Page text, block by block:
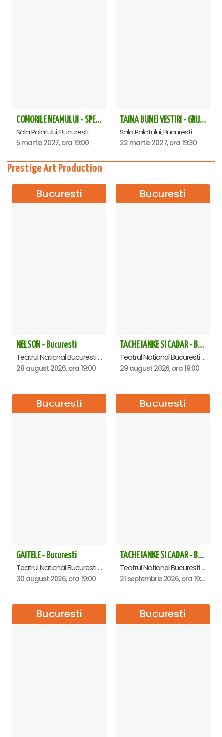
COMORILE NEAMULUI - SPECTACOL EXTRAORDINAR - Sala Palatului
Sala Palatului, Bucuresti
5 martie 2027, ora 19:00
TAINA BUNEI VESTIRI - GRUPUL PSALTIC TRONOS la Sala Palatului
Sala Palatului, Bucuresti
22 martie 2027, ora 19:30
Prestige Art Production
Bucuresti
NELSON - Bucuresti
Teatrul National Bucuresti - Sala Ion Caramitru, Bucuresti
28 august 2026, ora 19:00
Bucuresti
TACHE IANKE SI CADAR - Bucuresti
Teatrul National Bucuresti - Sala Ion Caramitru, Bucuresti
29 august 2026, ora 19:00
Bucuresti
GAITELE - Bucuresti
Teatrul National Bucuresti - Sala Ion Caramitru, Bucuresti
30 august 2026, ora 19:00
Bucuresti
TACHE IANKE SI CADAR - Bucuresti
Teatrul National Bucuresti - Sala Ion Caramitru, Bucuresti
21 septembrie 2026, ora 19:00
Bucuresti Bucuresti